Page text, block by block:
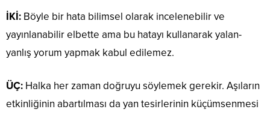
İKİ: Böyle bir hata bilimsel olarak incelenebilir ve
yayınlanabilir elbette ama bu hatayı kullanarak yalan-
yanlış yorum yapmak kabul edilemez.
ÜÇ: Halka her zaman doğruyu söylemek gerekir. Aşıların
etkinliğinin abartılması da yan tesirlerinin küçümsenmesi